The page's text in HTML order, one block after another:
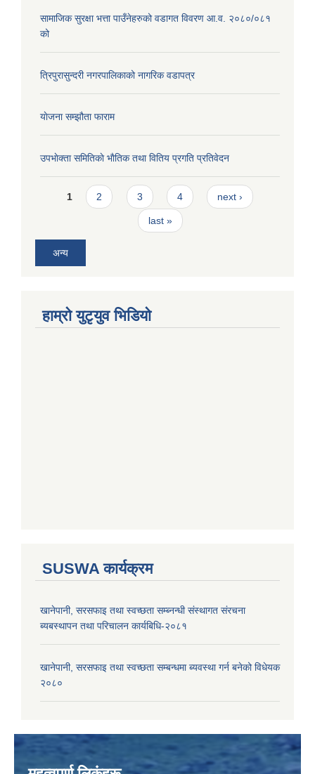
सामाजिक सुरक्षा भत्ता पाउँनेहरुको वडागत विवरण आ.व. २०८०/०८१
को
त्रिपुरासुन्दरी नगरपालिकाको नागरिक वडापत्र
याेजना सम्झौता फाराम
उपभाेक्ता समितिकाे भाैतिक तथा वितिय प्रगति प्रतिवेदन
Pages
1 2 3 4 next ›
last »
अन्य
हाम्राे युटृयुव भिडियाे
SUSWA कार्यक्रम
खानेपानी, सरसफाइ तथा स्वच्छता सम्ब्नन्धी संस्थागत संरचना
ब्यबस्थापन तथा परिचालन कार्यबिधि-२०८१
खानेपानी, सरसफाइ तथा स्वच्छता सम्बन्धमा ब्यवस्था गर्न बनेको विधेयक
२०८०